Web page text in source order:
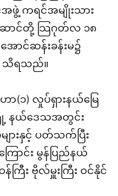
ဖွဲ့ ကရင်အမျိုးသား
ောင်တို့ သြဂုတ်လ ၁၈
ောင်ဆန်းခန်းမ၌
သိရသည်။
(၁) လှုပ်ရှားနယ်မြေ
ြို့ နယ်ဒေသအတွင်း
ျားနှင့် ပတ်သက်ပြီး
ောင်း မွန်ပြည်နယ်
ကြီး ဗိုလ်မှူးကြီး ဝင်နိုင်